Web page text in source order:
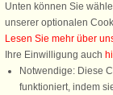
Unten können Sie
unserer optionalen
Lesen Sie mehr über
Ihre Einwilligung auch
Notwendige: Diese
funktioniert, indem